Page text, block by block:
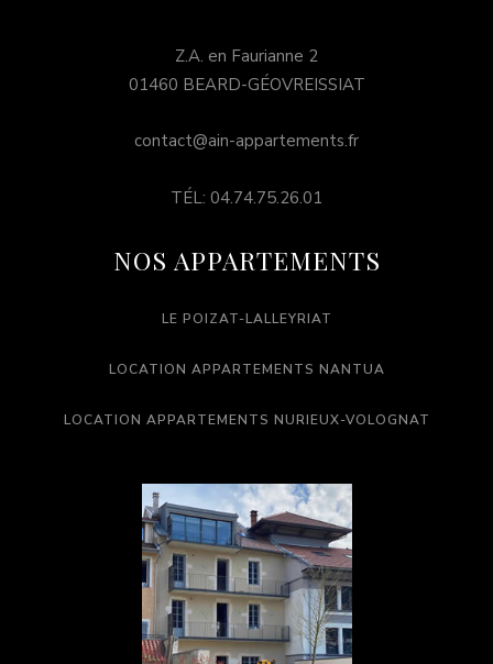
Z.A. en Faurianne 2
01460 BEARD-GÉOVREISSIAT
contact@ain-appartements.fr
TÉL: 04.74.75.26.01
NOS APPARTEMENTS
LE POIZAT-LALLEYRIAT
LOCATION APPARTEMENTS NANTUA
LOCATION APPARTEMENTS NURIEUX-VOLOGNAT